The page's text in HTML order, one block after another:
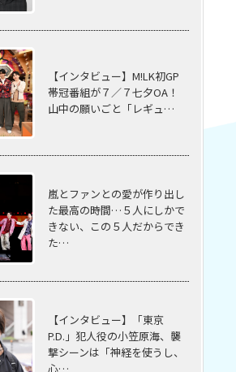
【インタビュー】M!LK初GP
帯冠番組が７／７七夕OA！
山中の願いごと「レギュ…
嵐とファンとの愛が作り出し
た最高の時間…５⼈にしかで
きない、この５⼈だからでき
た…
【インタビュー】「東京
P.D.」犯人役の小笠原海、襲
撃シーンは「神経を使うし、
心…